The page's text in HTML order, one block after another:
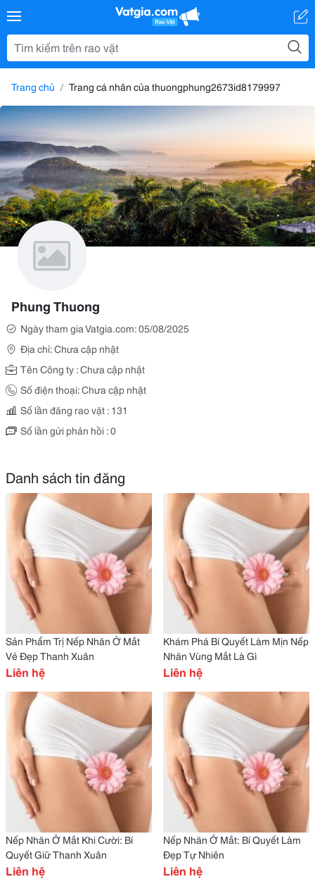
Trang chủ Trang cá nhân của thuongphung2673id8179997
Phung Thuong
Ngày tham gia Vatgia.com: 05/08/2025
Địa chỉ: Chưa cập nhật
Tên Công ty : Chưa cập nhật
Số điện thoại: Chưa cập nhật
Số lần đăng rao vặt : 131
Số lần gửi phản hồi : 0
Danh sách tin đăng
Sản Phẩm Trị Nếp Nhăn Ở Mắt
Vẻ Đẹp Thanh Xuân
Liên hệ
Khám Phá Bí Quyết Làm Mịn Nếp
Nhăn Vùng Mắt Là Gì
Liên hệ
Nếp Nhăn Ở Mắt Khi Cười: Bí
Quyết Giữ Thanh Xuân
Liên hệ
Nếp Nhăn Ở Mắt: Bí Quyết Làm
Đẹp Tự Nhiên
Liên hệ